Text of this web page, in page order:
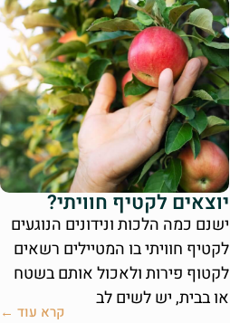
יוצאים לקטיף חוויתי?
ישנם כמה הלכות ונידונים הנוגעים
לקטיף חוויתי בו המטיילים רשאים
לקטוף פירות ולאכול אותם בשטח
או בבית, יש לשים לב
קרא עוד ←